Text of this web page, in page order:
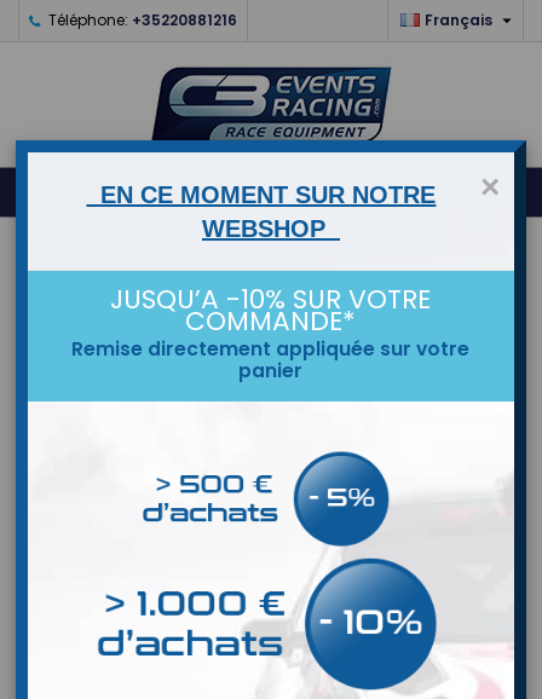
Téléphone: +35220881216 Français 
  0×
EN CE MOMENT SUR NOTRE
WEBSHOP
JUSQU’A -10% SUR VOTRE
COMMANDE*
Remise directement appliquée sur votre
panier